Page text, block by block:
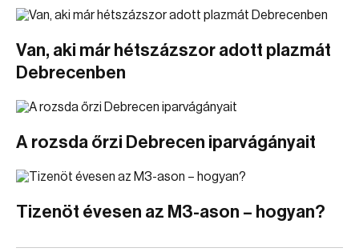
Van, aki már hétszázszor adott plazmát
Debrecenben
A rozsda őrzi Debrecen iparvágányait
Tizenöt évesen az M3-ason – hogyan?